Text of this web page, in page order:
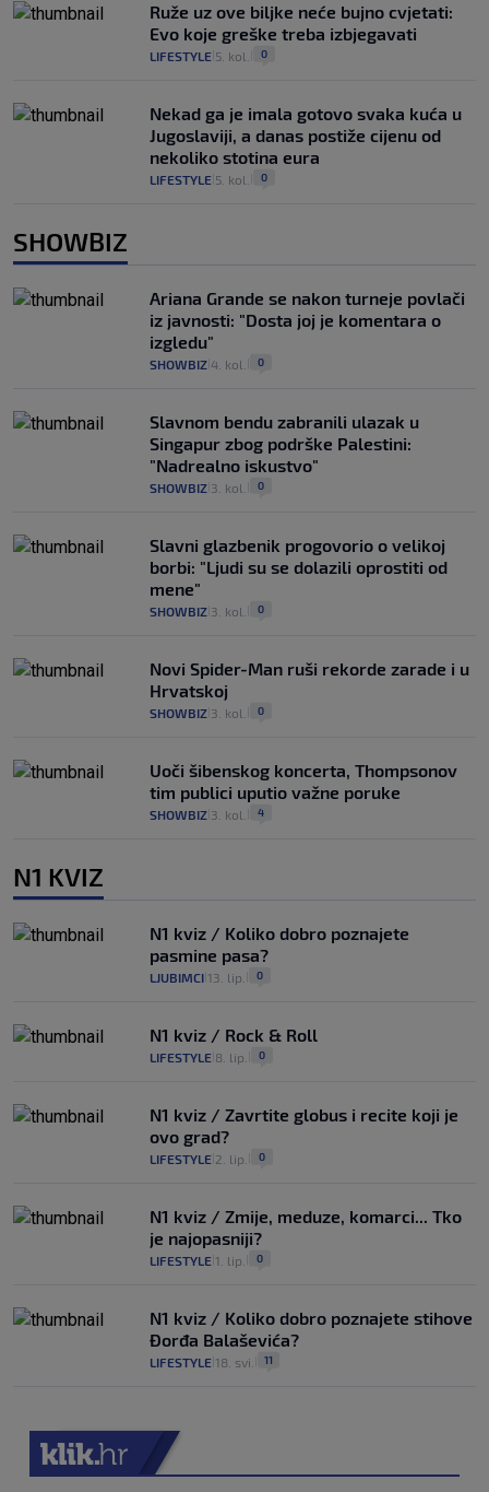
Ruže uz ove biljke neće bujno cvjetati:
Evo koje greške treba izbjegavati
LIFESTYLE 5. kol. 0
Nekad ga je imala gotovo svaka kuća u
Jugoslaviji, a danas postiže cijenu od
nekoliko stotina eura
LIFESTYLE 5. kol. 0
SHOWBIZ
Ariana Grande se nakon turneje povlači
iz javnosti: "Dosta joj je komentara o
izgledu"
SHOWBIZ 4. kol. 0
Slavnom bendu zabranili ulazak u
Singapur zbog podrške Palestini:
"Nadrealno iskustvo"
SHOWBIZ 3. kol. 0
Slavni glazbenik progovorio o velikoj
borbi: "Ljudi su se dolazili oprostiti od
mene"
SHOWBIZ 3. kol. 0
Novi Spider-Man ruši rekorde zarade i u
Hrvatskoj
SHOWBIZ 3. kol. 0
Uoči šibenskog koncerta, Thompsonov
tim publici uputio važne poruke
SHOWBIZ 3. kol. 4
N1 KVIZ
N1 kviz / Koliko dobro poznajete
pasmine pasa?
LJUBIMCI 13. lip. 0
N1 kviz / Rock & Roll
LIFESTYLE 8. lip. 0
N1 kviz / Zavrtite globus i recite koji je
ovo grad?
LIFESTYLE 2. lip. 0
N1 kviz / Zmije, meduze, komarci... Tko
je najopasniji?
LIFESTYLE 1. lip. 0
N1 kviz / Koliko dobro poznajete stihove
Đorđa Balaševića?
LIFESTYLE 18. svi. 11